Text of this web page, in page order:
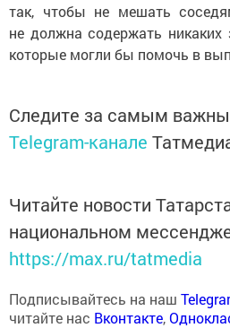
так, чтобы не мешать
не должна содержать никаких
которые могли бы помочь в
Следите за самым
Telegram-канале
Читайте новости
национальном
https://max.ru/tatmedia
Подписывайтесь на наш
читайте нас Вконтакте,